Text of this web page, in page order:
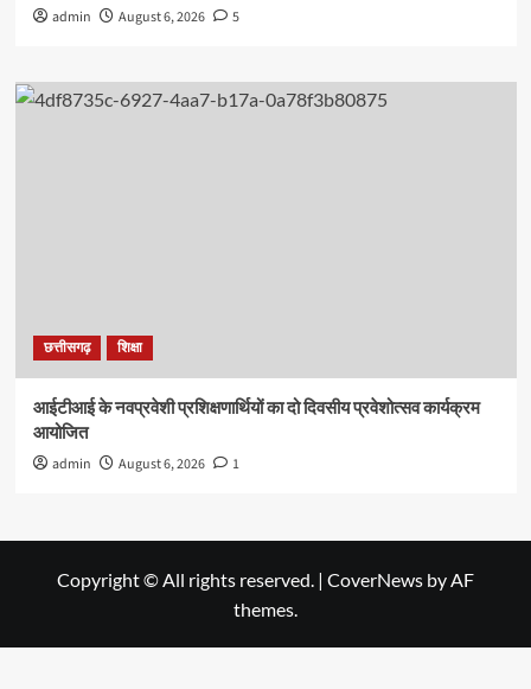
admin August 6, 2026 5
छत्तीसगढ़ शिक्षा
आईटीआई के नवप्रवेशी प्रशिक्षणार्थियों का दो दिवसीय प्रवेशोत्सव कार्यक्रम
आयोजित
admin August 6, 2026 1
Copyright © All rights reserved. | CoverNews by AF
themes.